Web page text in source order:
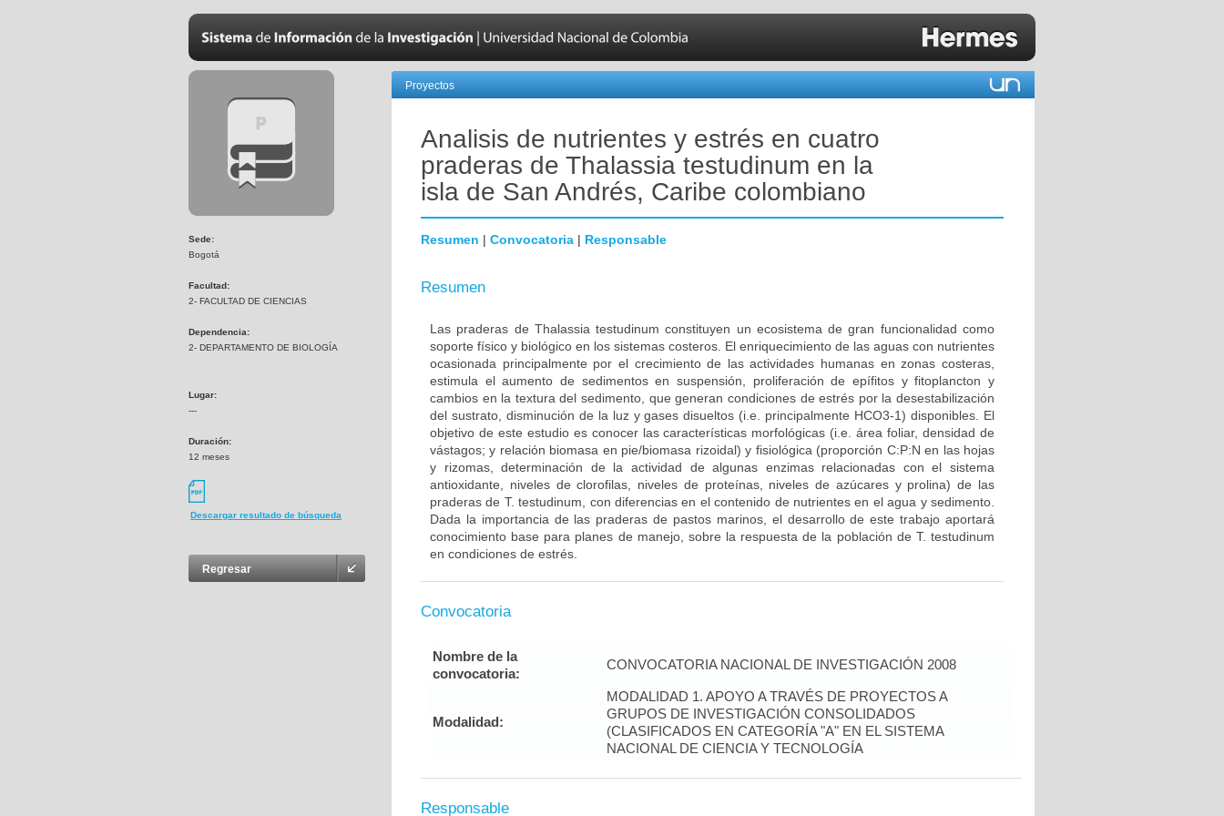
Sede:
Bogotá
Facultad:
2- FACULTAD DE CIENCIAS
Dependencia:
2- DEPARTAMENTO DE BIOLOGÍA
Lugar:
---
Duración:
12 meses
Descargar resultado de búsqueda
Regresar
Proyectos
Analisis de nutrientes y estrés en cuatro
praderas de Thalassia testudinum en la
isla de San Andrés, Caribe colombiano
Resumen | Convocatoria | Responsable
Resumen
Las praderas de Thalassia testudinum constituyen un ecosistema de gran funcionalidad como
soporte físico y biológico en los sistemas costeros. El enriquecimiento de las aguas con nutrientes
ocasionada principalmente por el crecimiento de las actividades humanas en zonas costeras,
estimula el aumento de sedimentos en suspensión, proliferación de epífitos y fitoplancton y
cambios en la textura del sedimento, que generan condiciones de estrés por la desestabilización
del sustrato, disminución de la luz y gases disueltos (i.e. principalmente HCO3-1) disponibles. El
objetivo de este estudio es conocer las características morfológicas (i.e. área foliar, densidad de
vástagos; y relación biomasa en pie/biomasa rizoidal) y fisiológica (proporción C:P:N en las hojas
y rizomas, determinación de la actividad de algunas enzimas relacionadas con el sistema
antioxidante, niveles de clorofilas, niveles de proteínas, niveles de azúcares y prolina) de las
praderas de T. testudinum, con diferencias en el contenido de nutrientes en el agua y sedimento.
Dada la importancia de las praderas de pastos marinos, el desarrollo de este trabajo aportará
conocimiento base para planes de manejo, sobre la respuesta de la población de T. testudinum
en condiciones de estrés.
Convocatoria
Nombre de la
convocatoria:
CONVOCATORIA NACIONAL DE INVESTIGACIÓN 2008
Modalidad:
MODALIDAD 1. APOYO A TRAVÉS DE PROYECTOS A
GRUPOS DE INVESTIGACIÓN CONSOLIDADOS
(CLASIFICADOS EN CATEGORÍA "A" EN EL SISTEMA
NACIONAL DE CIENCIA Y TECNOLOGÍA
Responsable